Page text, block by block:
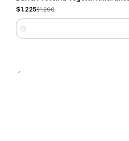
$1.225$1.290
Quantity